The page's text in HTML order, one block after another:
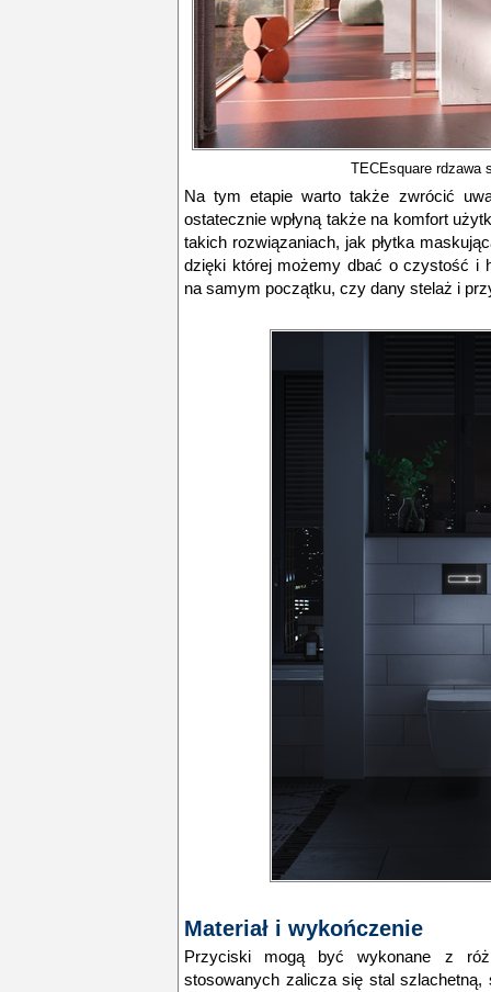
TECEsquare rdzawa
Na tym etapie warto także zwrócić
ostatecznie wpłyną także na komfort
takich rozwiązaniach, jak płytka
dzięki której możemy dbać o czystość i
na samym początku, czy dany stelaż i
Materiał i wykończenie
Przyciski mogą być wykonane z
stosowanych zalicza się stal